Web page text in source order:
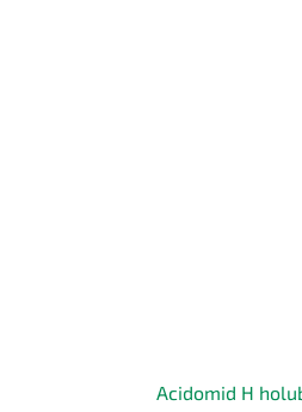
Acidomid H